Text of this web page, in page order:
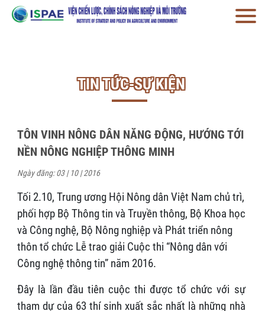
TIN TỨC-SỰ KIỆN
TÔN VINH NÔNG DÂN NĂNG ĐỘNG, HƯỚNG TỚI
NỀN NÔNG NGHIỆP THÔNG MINH
Ngày đăng: 03 | 10 | 2016
Tối 2.10, Trung ương Hội Nông dân Việt Nam chủ trì,
phối hợp Bộ Thông tin và Truyền thông, Bộ Khoa học
và Công nghệ, Bộ Nông nghiệp và Phát triển nông
thôn tổ chức Lễ trao giải Cuộc thi “Nông dân với
Công nghệ thông tin” năm 2016.
Đây là lần đầu tiên cuộc thi được tổ chức với sự
tham dự của 63 thí sinh xuất sắc nhất là những nhà